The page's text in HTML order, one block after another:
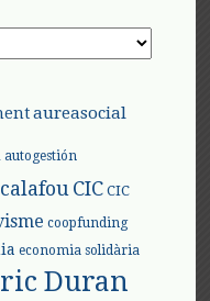
aureasocial
autogestión
calafouCIC CIC
coopfunding
economia solidària
Duran